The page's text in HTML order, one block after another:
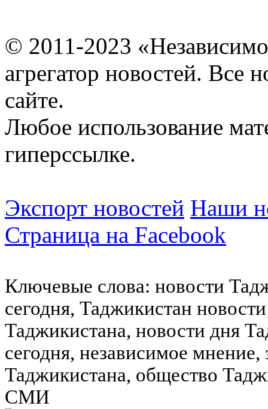
© 2011-2023
агрегатор новостей. Все
сайте.
Любое использование
гиперссылке.
Экспорт новостей Наши
Страница на Facebook
Ключевые слова: новости
сегодня, Таджикистан
Таджикистана, новости дня
сегодня, независимое
Таджикистана, общество
СМИ